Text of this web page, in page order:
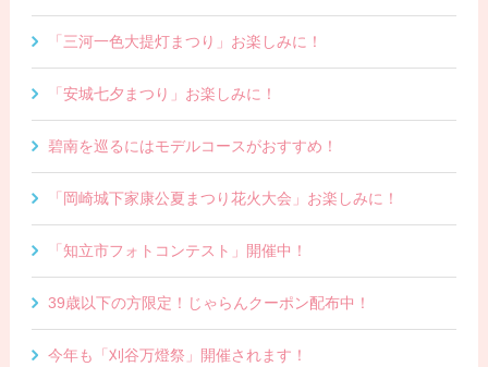
「三河一色大提灯まつり」お楽しみに！
「安城七夕まつり」お楽しみに！
碧南を巡るにはモデルコースがおすすめ！
「岡崎城下家康公夏まつり花火大会」お楽しみに！
「知立市フォトコンテスト」開催中！
39歳以下の方限定！じゃらんクーポン配布中！
今年も「刈谷万燈祭」開催されます！